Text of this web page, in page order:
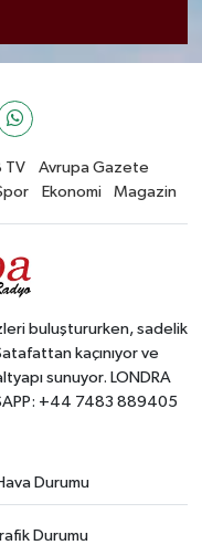
TV
Avrupa Gazete
Ekonomi Magazin
buluştururken, sadelik
kaçınıyor ve
sunuyor. LONDRA
+44 7483 889405
Durumu
Durumu